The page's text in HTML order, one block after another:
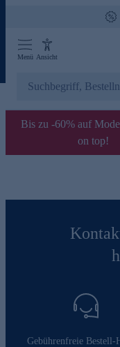
Menü Ansicht
Bis zu -60% auf
on top!
Gebührenfreie Bestell-